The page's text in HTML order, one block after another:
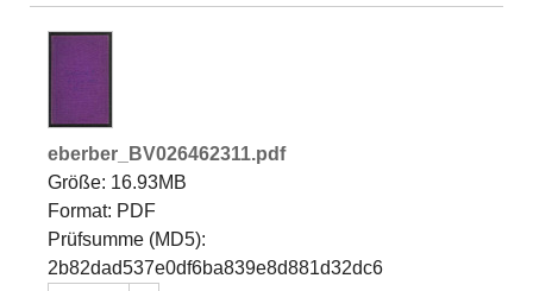
eberber_BV026462311.pdf
Größe: 16.93MB
Format: PDF
Prüfsumme (MD5):
2b82dad537e0df6ba839e8d881d32dc6